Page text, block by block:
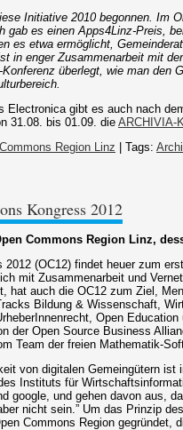
Initiative 2010 begonnen. Im
gab es einen Apps4Linz-Preis,
es etwa ermöglicht,
in enger Zusammenarbeit mit
überlegt, wie man den
Electronica gibt es auch nach
31.08. bis 01.09. die ARCHIVIA-
Region Linz | Tags:
Kongress 2012
Commons Region Linz,
2012 (OC12) findet heuer zum
mit Zusammenarbeit und
hat auch die OC12 zum Ziel,
Bildung & Wissenschaft,
Open
der Open Source Business
Team der freien Mathematik-
von digitalen Gemeingütern
Instituts für
google, und gehen davon aus,
nicht sein.” Um das Prinzip
Commons Region gegründet,